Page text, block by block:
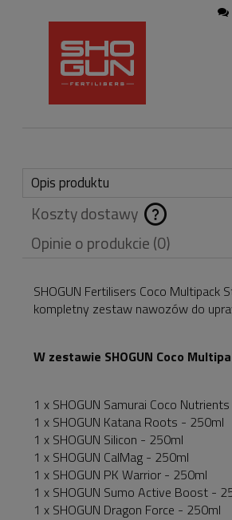
Opis produktu
Koszty dostawy
Cena nie zawiera
ewentualnych
płatności
Opinie o produkcie (0)
SHOGUN Fertilisers Coco Multipack
kompletny zestaw nawozów do
W zestawie SHOGUN Coco
1 x SHOGUN Samurai Coco
1 x SHOGUN Katana Roots - 250ml
1 x SHOGUN Silicon - 250ml
1 x SHOGUN CalMag - 250ml
1 x SHOGUN PK Warrior - 250ml
1 x SHOGUN Sumo Active Boost -
1 x SHOGUN Dragon Force - 250ml